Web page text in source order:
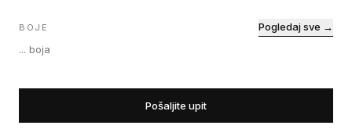
BOJE
... boja
Pogledaj sve →
Pošaljite upit